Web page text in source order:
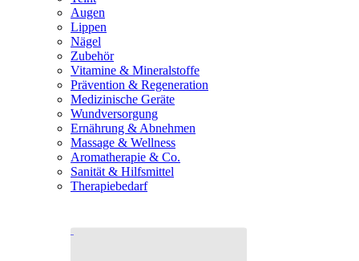
Augen
Lippen
Nägel
Zubehör
Vitamine & Mineralstoffe
Prävention & Regeneration
Medizinische Geräte
Wundversorgung
Ernährung & Abnehmen
Massage & Wellness
Aromatherapie & Co.
Sanität & Hilfsmittel
Therapiebedarf